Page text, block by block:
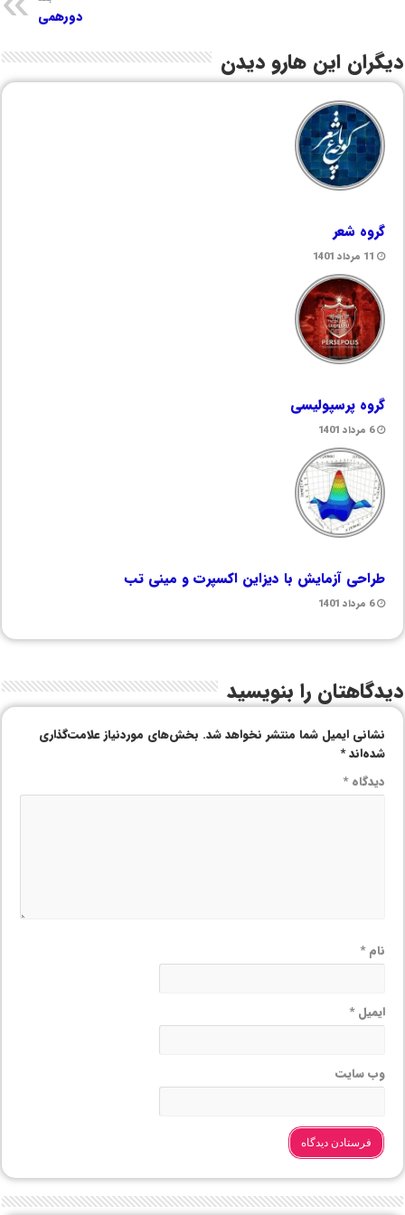
دورهمی
دیگران این هارو دیدن
گروه شعر
11 مرداد 1401
گروه پرسپولیسی
6 مرداد 1401
طراحی آزمایش با دیزاین اکسپرت و مینی تب
6 مرداد 1401
دیدگاهتان را بنویسید
نشانی ایمیل شما منتشر نخواهد شد. بخش‌های موردنیاز علامت‌گذاری
شده‌اند*
دیدگاه*
نام*
ایمیل*
وب‌ سایت